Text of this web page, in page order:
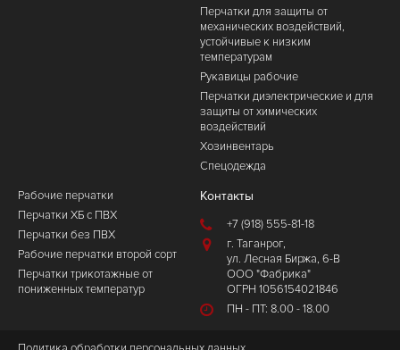
Перчатки для защиты от
механических воздействий,
устойчивые к низким
температурам
Рукавицы рабочие
Перчатки диэлектрические и для
защиты от химических
воздействий
Хозинвентарь
Спецодежда
Рабочие перчатки
Перчатки ХБ с ПВХ
Перчатки без ПВХ
Рабочие перчатки второй сорт
Перчатки трикотажные от
пониженных температур
Контакты
+7 (918) 555-81-18
г. Таганрог,
ул. Лесная Биржа, 6-В
ООО "Фабрика"
ОГРН 1056154021846
ПН - ПТ: 8.00 - 18.00